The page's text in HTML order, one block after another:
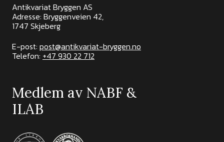
Antikvariat Bryggen AS
Adresse: Bryggenveien 42,
1747 Skjeberg
E-post: post@antikvariat-bryggen.no
Telefon: +47 930 22 712
Medlem av NABF &
ILAB